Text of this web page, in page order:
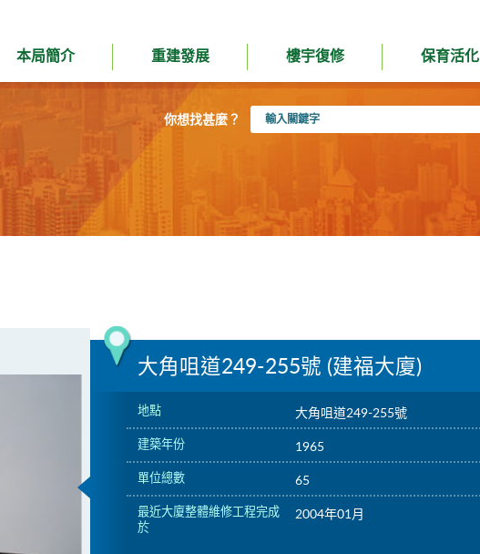
本局簡介 重建發展 樓宇復修 保育活化
你想找甚麼？
入
大角咀道249-255號 (建福大廈)
地點 大角咀道249-255號
建築年份 1965
單位總數 65
最近大廈整體維修工程完成
於
2004年01月